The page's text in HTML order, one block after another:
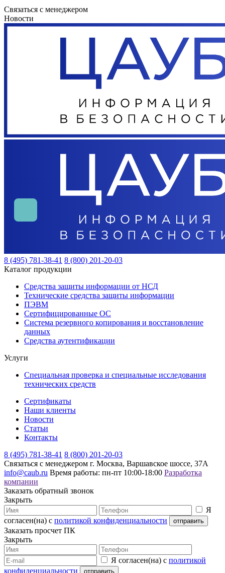
Связаться с менеджером
Новости
8 (495) 781-38-41 8 (800) 201-20-03
Каталог продукции
Средства защиты информации от НСД
Технические средства защиты информации
ПЭВМ
Сертифицированные ОС
Система резервного копирования и восстановление
данных
Средства аутентификации
Услуги
Специальная проверка и специальные исследования
технических средств
Сертификаты
Наши клиенты
Новости
Статьи
Контакты
8 (495) 781-38-41 8 (800) 201-20-03
Связаться с менеджером г. Москва, Варшавское шоссе, 37А
info@caub.ru Время работы: пн-пт 10:00-18:00 Разработка
компании
Заказать обратный звонок
Закрыть
Я
согласен(на) с политикой конфиденциальности
Заказать просчет ПК
Закрыть
Я согласен(на) с политикой
конфиденциальности